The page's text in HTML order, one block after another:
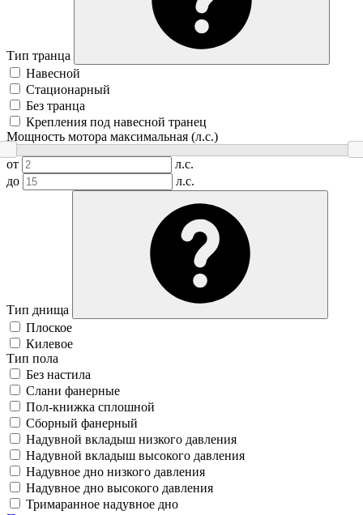
Тип транца
Навесной
Стационарный
Без транца
Крепления под навесной транец
Мощность мотора максимальная (л.с.)
от
л.с.
до
л.с.
Тип днища
Плоское
Килевое
Тип пола
Без настила
Слани фанерные
Пол-книжка сплошной
Сборный фанерный
Надувной вкладыш низкого давления
Надувной вкладыш высокого давления
Надувное дно низкого давления
Надувное дно высокого давления
Тримаранное надувное дно